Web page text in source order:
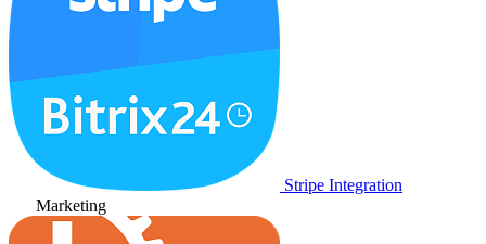
Stripe Integration
Marketing